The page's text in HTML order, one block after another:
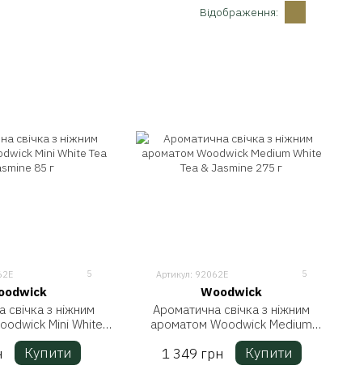
Відображення:
5
свічка з ніжним
Mini White
Jasmine 85 г
Купити
Артикул: 92062E 5
Woodwick
Ароматична свічка з ніжним
ароматом Woodwick Medium
White Tea & Jasmine 275 г
1 349 грн Купити